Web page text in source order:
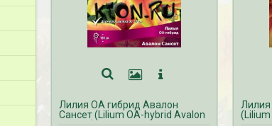
Лилия ОА гибрид Авалон
Сансет (Lilium OA-hybrid Avalon